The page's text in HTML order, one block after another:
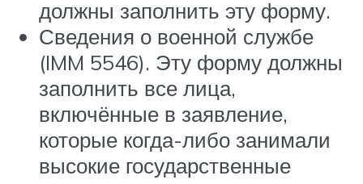
должны заполнить эту форму.
Сведения о военной службе
(IMM 5546). Эту форму должны
заполнить все лица,
включённые в заявление,
которые когда-либо занимали
высокие государственные